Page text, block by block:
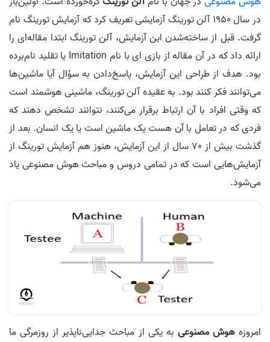
در سال 1950 آلن تورینگ آزمایشی تعریف کرد که آزمایش تورینگ نام
گرفت. قبل از ساخته‌شدن این آزمایش، آلن تورینگ ابتدا مقاله‌ای را
ارائه داد که در آن مقاله از بازی ای با نام Imitation یا تقلید نام‌برده
بود. هدف از طراحی این آزمایش، پاسخ‌دادن به سؤال آیا ماشین‌ها
می‌توانند فکر کنند بود. به عقیده آلن تورینگ، ماشینی هوشمند است
که وقتی افراد با آن ارتباط برقرار می‌کنند، نتوانند تشخص دهند که
فردی که در تعامل با آن هست یک ماشین است یا یک انسان. بعد از
گذشت بیش از 70 سال از این آزمایش، هنوز هم آزمایش تورینگ از
آزمایش‌هایی است که در تمامی دروس و مباحث هوش مصنوعی یاد
می‌شود.
امروزههوش مصنوعی به یکی از مباحث جدایی‌ناپذیر از روزمرگی ما